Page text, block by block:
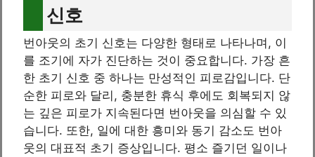
신호
번아웃의 초기 신호는 다양한 형태로 나타나며, 이
를 조기에 자가 진단하는 것이 중요합니다. 가장 흔
한 초기 신호 중 하나는 만성적인 피로감입니다. 단
순한 피로와 달리, 충분한 휴식 후에도 회복되지 않
는 깊은 피로가 지속된다면 번아웃을 의심할 수 있
습니다. 또한, 일에 대한 흥미와 동기 감소도 번아
웃의 대표적 초기 증상입니다. 평소 즐기던 일이나